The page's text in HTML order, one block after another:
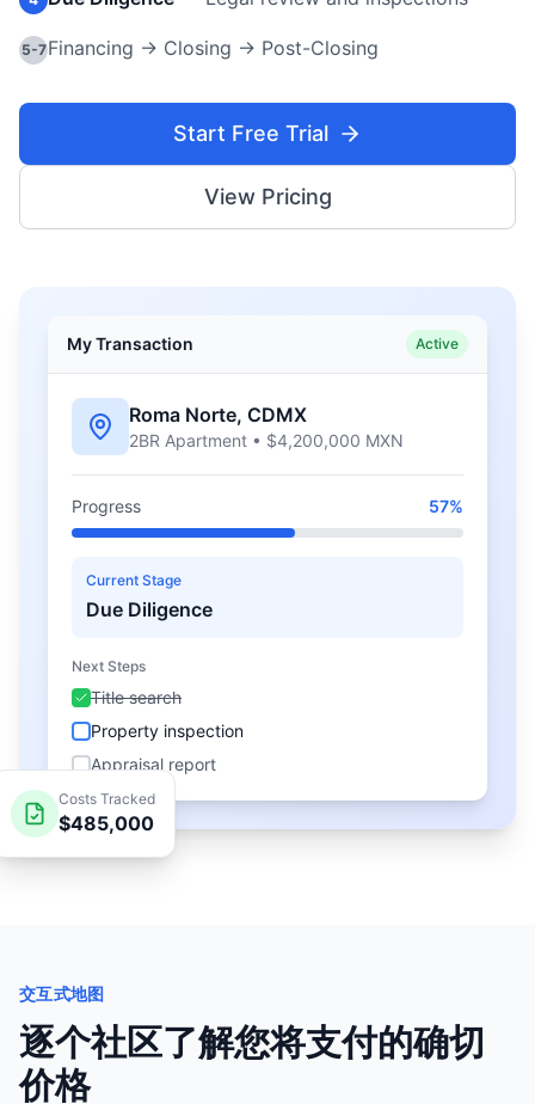
5-7Financing → Closing → Post-Closing
Start Free Trial
View Pricing
My Transaction Active
Roma Norte, CDMX
2BR Apartment • $4,200,000 MXN
Progress 57%
Current Stage
Due Diligence
Next Steps
Title search
Property inspection
Appraisal report
Costs Tracked
$485,000
交互式地图
逐个社区了解您将支付的确切
价格